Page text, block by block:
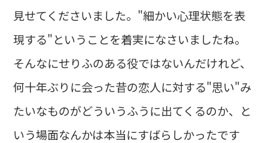
見せてくださいました。"細かい心理状態を表
現する"ということを着実になさいましたね。
そんなにせりふのある役ではないんだけれど、
何十年ぶりに会った昔の恋人に対する"思い"み
たいなものがどういうふうに出てくるのか、と
いう場面なんかは本当にすばらしかったです